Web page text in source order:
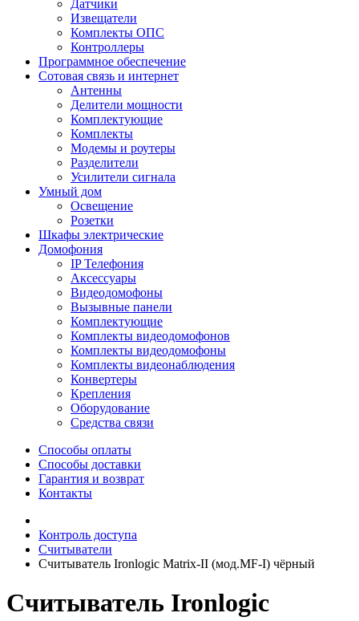
Датчики
Извещатели
Комплекты ОПС
Контроллеры
Программное обеспечение
Сотовая связь и интернет
Антенны
Делители мощности
Комплектующие
Комплекты
Модемы и роутеры
Разделители
Усилители сигнала
Умный дом
Освещение
Розетки
Шкафы электрические
Домофония
IP Телефония
Аксессуары
Видеодомофоны
Вызывные панели
Комплектующие
Комплекты видеодомофонов
Комплекты видеодомофоны
Комплекты видеонаблюдения
Конвертеры
Крепления
Оборудование
Средства связи
Способы оплаты
Способы доставки
Гарантия и возврат
Контакты
Контроль доступа
Считыватели
Считыватель Ironlogic Matrix-II (мод.MF-I) чёрный
Считыватель Ironlogic